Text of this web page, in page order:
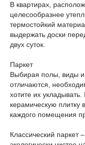
В квартирах,
целесообразнее
термостойкий
выдержать доски
двух суток.
Паркет
Выбирая полы, виды и
отличаются,
хотите их
керамическую плитку
каждого помещения
Классический паркет